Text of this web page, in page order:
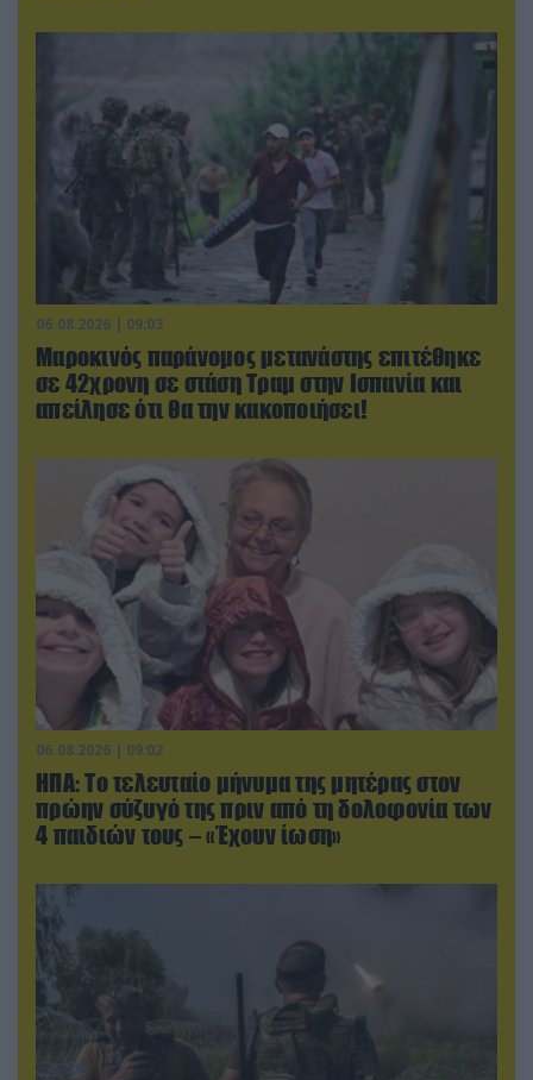
06.08.2026 | 09:03
Μαροκινός παράνομος μετανάστης επιτέθηκε
σε 42χρονη σε στάση Τραμ στην Ισπανία και
απείλησε ότι θα την κακοποιήσει!
06.08.2026 | 09:02
ΗΠΑ: Το τελευταίο μήνυμα της μητέρας στον
πρώην σύζυγό της πριν από τη δολοφονία των
4 παιδιών τους – «Έχουν ίωση»